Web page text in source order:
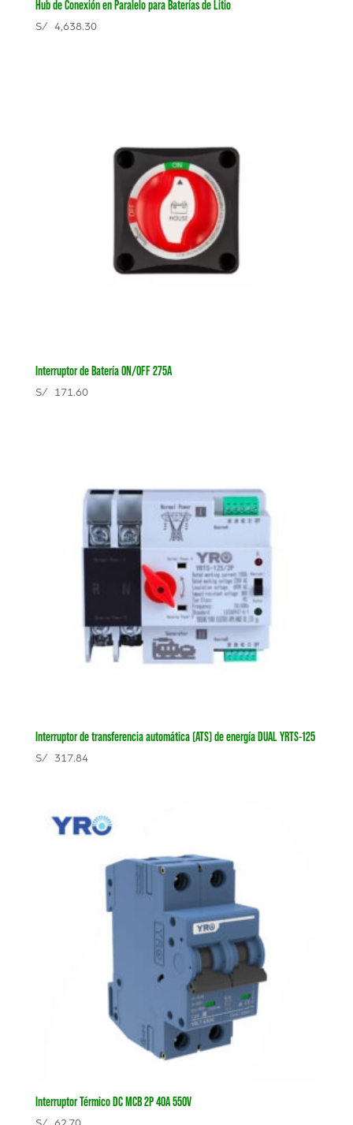
Hub de Conexión en Paralelo para Baterías de Litio
S/4,638.30
Interruptor de Batería ON/OFF 275A
S/171.60
Interruptor de transferencia automática (ATS) de energía DUAL YRTS-125
S/317.84
Interruptor Térmico DC MCB 2P 40A 550V